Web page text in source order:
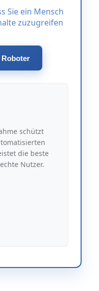
Sie ein Mensch
zuzugreifen
Roboter
schützt
die beste
Nutzer.